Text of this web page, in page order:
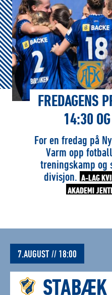
FREDAGENS
14:30
For en fredag på
Varm opp
treningskamp og
divisjon.
A-LAG
AKADEMI
7.AUGUST // 18:00